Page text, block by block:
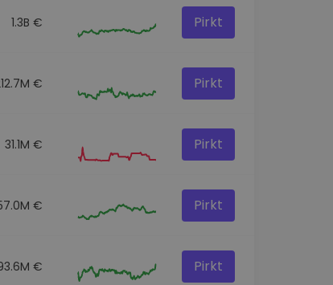
1.3B € Pirkt
€ Pirkt
31.1M € Pirkt
€ Pirkt
€ Pirkt